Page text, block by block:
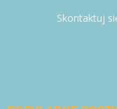
Skontaktuj